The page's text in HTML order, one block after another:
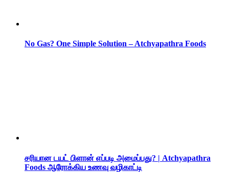
No Gas? One Simple Solution – Atchyapathra Foods
சரியான டயட் பிளான் எப்படி அமைப்பது? | Atchyapathra
Foods ஆரோக்கிய உணவு வழிகாட்டி